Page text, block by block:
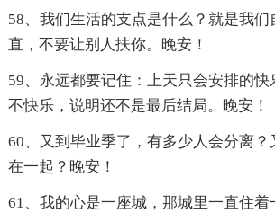
58、我们生活的支点是什么？就是我
直，不要让别人扶你。晚安！
59、永远都要记住：上天只会安排的
不快乐，说明还不是最后结局。晚安！
60、又到毕业季了，有多少人会分离？
在一起？晚安！
61、我的心是一座城，那城里一直住着